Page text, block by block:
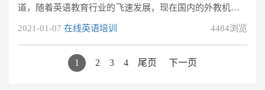
道，随着英语教育行业的飞速发展，现在国内的外教机构
越来越多，也出现了很多滥竽充数的劣质机构，所以很多
2021-01-07 在线英语培训 4484浏览
1 2 3 4 尾页 下一页